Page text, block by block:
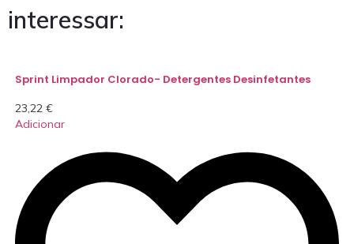
interessar:
Sprint Limpador Clorado- Detergentes Desinfetantes
23,22 €
Adicionar